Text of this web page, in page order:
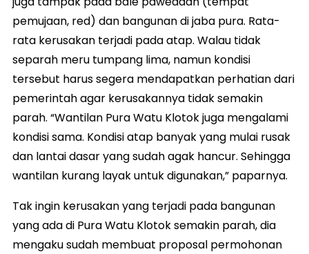
pemujaan, red) dan bangunan di jaba pura. Rata-
rata kerusakan terjadi pada atap. Walau tidak
separah meru tumpang lima, namun kondisi
tersebut harus segera mendapatkan perhatian dari
pemerintah agar kerusakannya tidak semakin
parah. “Wantilan Pura Watu Klotok juga mengalami
kondisi sama. Kondisi atap banyak yang mulai rusak
dan lantai dasar yang sudah agak hancur. Sehingga
wantilan kurang layak untuk digunakan,” paparnya.
Tak ingin kerusakan yang terjadi pada bangunan
yang ada di Pura Watu Klotok semakin parah, dia
mengaku sudah membuat proposal permohonan